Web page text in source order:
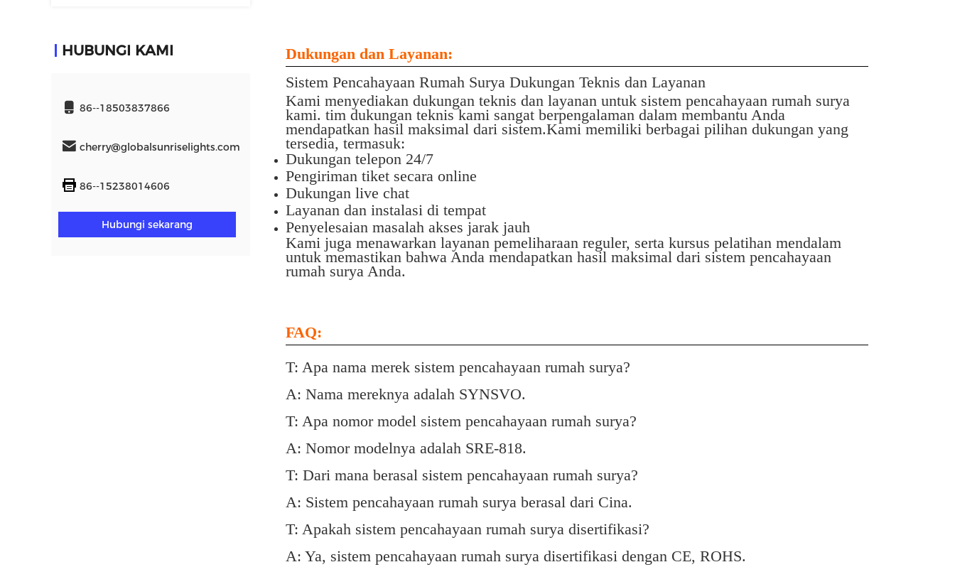
HUBUNGI KAMI
86--18503837866
cherry@globalsunriselights.com
86--15238014606
Hubungi sekarang
Dukungan dan Layanan:
Sistem Pencahayaan Rumah Surya Dukungan Teknis dan Layanan
Kami menyediakan dukungan teknis dan layanan untuk sistem pencahayaan rumah surya
kami. tim dukungan teknis kami sangat berpengalaman dalam membantu Anda
mendapatkan hasil maksimal dari sistem.Kami memiliki berbagai pilihan dukungan yang
tersedia, termasuk:
Dukungan telepon 24/7
Pengiriman tiket secara online
Dukungan live chat
Layanan dan instalasi di tempat
Penyelesaian masalah akses jarak jauh
Kami juga menawarkan layanan pemeliharaan reguler, serta kursus pelatihan mendalam
untuk memastikan bahwa Anda mendapatkan hasil maksimal dari sistem pencahayaan
rumah surya Anda.
FAQ:
T: Apa nama merek sistem pencahayaan rumah surya?
A: Nama mereknya adalah SYNSVO.
T: Apa nomor model sistem pencahayaan rumah surya?
A: Nomor modelnya adalah SRE-818.
T: Dari mana berasal sistem pencahayaan rumah surya?
A: Sistem pencahayaan rumah surya berasal dari Cina.
T: Apakah sistem pencahayaan rumah surya disertifikasi?
A: Ya, sistem pencahayaan rumah surya disertifikasi dengan CE, ROHS.